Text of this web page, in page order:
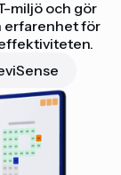
miljö och gör
erfarenhet för